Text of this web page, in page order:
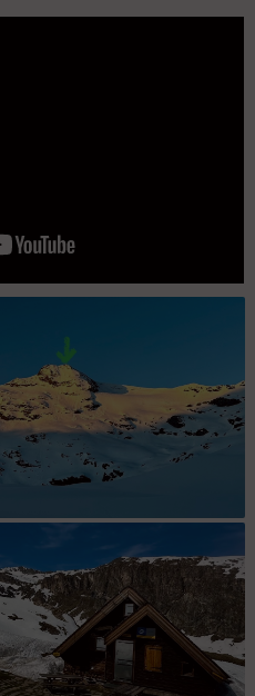
Martin